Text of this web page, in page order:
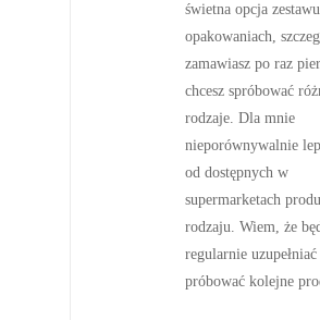
świetna opcja
opakowaniach,
zamawiasz po raz
chcesz spróbować
rodzaje. Dla mnie
nieporównywalnie
od dostępnych w
supermarketach
rodzaju. Wiem, że
regularnie
próbować kolejne